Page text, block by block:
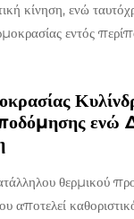
κίνηση, ενώ
εντός
ενώ
θερμικού
αποτελεί